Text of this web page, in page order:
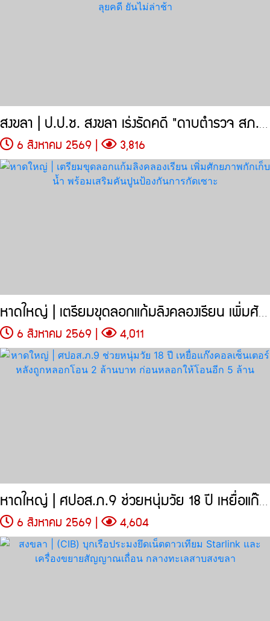
สงขลา | ป.ป.ช. สงขลา เร่งรัดคดี "ดาบตำรวจ สภ.ทุ่งลุง"
6 สิงหาคม 2569 | 3,816
หาดใหญ่ | เตรียมขุดลอกแก้มลิงคลองเรียน เพิ่มศักยภาพกักเก็บน้ำ
6 สิงหาคม 2569 | 4,011
หาดใหญ่ | ศปอส.ภ.9 ช่วยหนุ่มวัย 18 ปี เหยื่อแก๊งคอลเซ็นเตอร์
6 สิงหาคม 2569 | 4,604